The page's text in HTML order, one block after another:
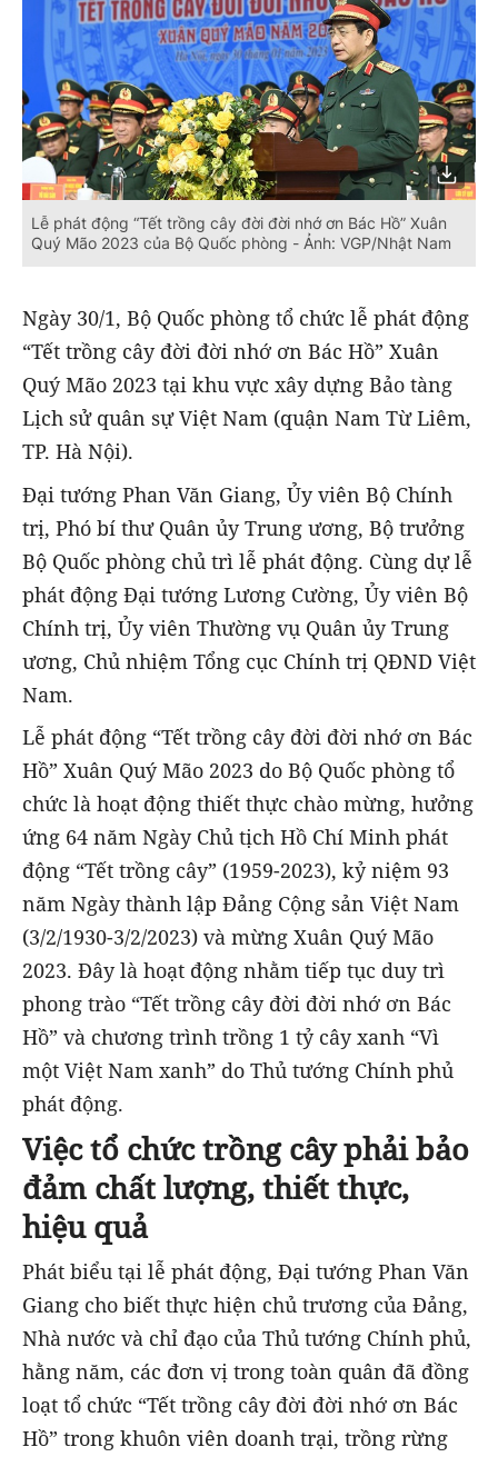
Lễ phát động “Tết trồng cây đời đời nhớ ơn Bác Hồ” Xuân
Quý Mão 2023 của Bộ Quốc phòng - Ảnh: VGP/Nhật Nam
Ngày 30/1, Bộ Quốc phòng tổ chức lễ phát động
“Tết trồng cây đời đời nhớ ơn Bác Hồ” Xuân
Quý Mão 2023 tại khu vực xây dựng Bảo tàng
Lịch sử quân sự Việt Nam (quận Nam Từ Liêm,
TP. Hà Nội).
Đại tướng Phan Văn Giang, Ủy viên Bộ Chính
trị, Phó bí thư Quân ủy Trung ương, Bộ trưởng
Bộ Quốc phòng chủ trì lễ phát động. Cùng dự lễ
phát động Đại tướng Lương Cường, Ủy viên Bộ
Chính trị, Ủy viên Thường vụ Quân ủy Trung
ương, Chủ nhiệm Tổng cục Chính trị QĐND Việt
Nam.
Lễ phát động “Tết trồng cây đời đời nhớ ơn Bác
Hồ” Xuân Quý Mão 2023 do Bộ Quốc phòng tổ
chức là hoạt động thiết thực chào mừng, hưởng
ứng 64 năm Ngày Chủ tịch Hồ Chí Minh phát
động “Tết trồng cây” (1959-2023), kỷ niệm 93
năm Ngày thành lập Đảng Cộng sản Việt Nam
(3/2/1930-3/2/2023) và mừng Xuân Quý Mão
2023. Đây là hoạt động nhằm tiếp tục duy trì
phong trào “Tết trồng cây đời đời nhớ ơn Bác
Hồ” và chương trình trồng 1 tỷ cây xanh “Vì
một Việt Nam xanh” do Thủ tướng Chính phủ
phát động.
Việc tổ chức trồng cây phải bảo
đảm chất lượng, thiết thực,
hiệu quả
Phát biểu tại lễ phát động, Đại tướng Phan Văn
Giang cho biết thực hiện chủ trương của Đảng,
Nhà nước và chỉ đạo của Thủ tướng Chính phủ,
hằng năm, các đơn vị trong toàn quân đã đồng
loạt tổ chức “Tết trồng cây đời đời nhớ ơn Bác
Hồ” trong khuôn viên doanh trại, trồng rừng